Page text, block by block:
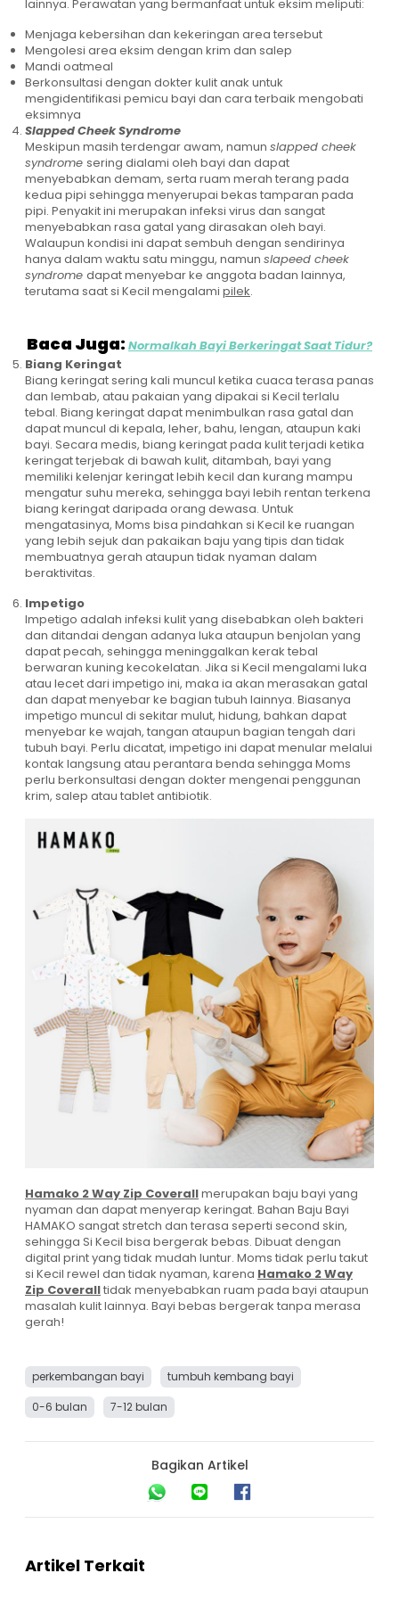
lainnya. Perawatan yang bermanfaat untuk eksim meliputi:
Menjaga kebersihan dan kekeringan area tersebut
Mengolesi area eksim dengan krim dan salep
Mandi oatmeal
Berkonsultasi dengan dokter kulit anak untuk
mengidentifikasi pemicu bayi dan cara terbaik mengobati
eksimnya
Slapped Cheek Syndrome
Meskipun masih terdengar awam, namun slapped cheek
syndrome sering dialami oleh bayi dan dapat
menyebabkan demam, serta ruam merah terang pada
kedua pipi sehingga menyerupai bekas tamparan pada
pipi. Penyakit ini merupakan infeksi virus dan sangat
menyebabkan rasa gatal yang dirasakan oleh bayi.
Walaupun kondisi ini dapat sembuh dengan sendirinya
hanya dalam waktu satu minggu, namun slapeed cheek
syndrome dapat menyebar ke anggota badan lainnya,
terutama saat si Kecil mengalami pilek.
Baca Juga: Normalkah Bayi Berkeringat Saat Tidur?
Biang Keringat
Biang keringat sering kali muncul ketika cuaca terasa panas
dan lembab, atau pakaian yang dipakai si Kecil terlalu
tebal. Biang keringat dapat menimbulkan rasa gatal dan
dapat muncul di kepala, leher, bahu, lengan, ataupun kaki
bayi. Secara medis, biang keringat pada kulit terjadi ketika
keringat terjebak di bawah kulit, ditambah, bayi yang
memiliki kelenjar keringat lebih kecil dan kurang mampu
mengatur suhu mereka, sehingga bayi lebih rentan terkena
biang keringat daripada orang dewasa. Untuk
mengatasinya, Moms bisa pindahkan si Kecil ke ruangan
yang lebih sejuk dan pakaikan baju yang tipis dan tidak
membuatnya gerah ataupun tidak nyaman dalam
beraktivitas.
Impetigo
Impetigo adalah infeksi kulit yang disebabkan oleh bakteri
dan ditandai dengan adanya luka ataupun benjolan yang
dapat pecah, sehingga meninggalkan kerak tebal
berwaran kuning kecokelatan. Jika si Kecil mengalami luka
atau lecet dari impetigo ini, maka ia akan merasakan gatal
dan dapat menyebar ke bagian tubuh lainnya. Biasanya
impetigo muncul di sekitar mulut, hidung, bahkan dapat
menyebar ke wajah, tangan ataupun bagian tengah dari
tubuh bayi. Perlu dicatat, impetigo ini dapat menular melalui
kontak langsung atau perantara benda sehingga Moms
perlu berkonsultasi dengan dokter mengenai penggunan
krim, salep atau tablet antibiotik.
Hamako 2 Way Zip Coverallmerupakan baju bayi yang
nyaman dan dapat menyerap keringat. Bahan Baju Bayi
HAMAKO sangat stretch dan terasa seperti second skin,
sehingga Si Kecil bisa bergerak bebas. Dibuat dengan
digital print yang tidak mudah luntur. Moms tidak perlu takut
si Kecil rewel dan tidak nyaman, karena Hamako 2 Way
Zip Coveralltidak menyebabkan ruam pada bayi ataupun
masalah kulit lainnya. Bayi bebas bergerak tanpa merasa
gerah!
perkembangan bayi
tumbuh kembang bayi
0-6 bulan
7-12 bulan
Bagikan Artikel
Artikel Terkait